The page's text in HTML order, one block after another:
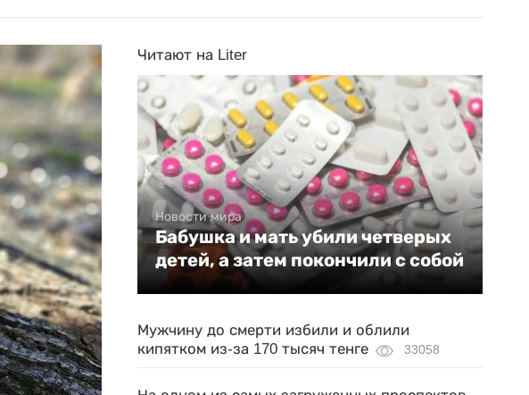
Читают на Liter
Новости мира
Бабушка и мать убили четверых
детей, а затем покончили с собой
Мужчину до смерти избили и облили
кипятком из-за 170 тысяч тенге
33058